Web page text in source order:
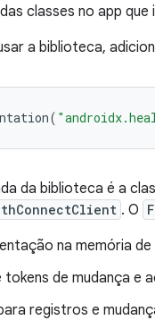
classes no app que
a biblioteca,
(
da biblioteca é a
. O
na memória
de mudança e
registros e